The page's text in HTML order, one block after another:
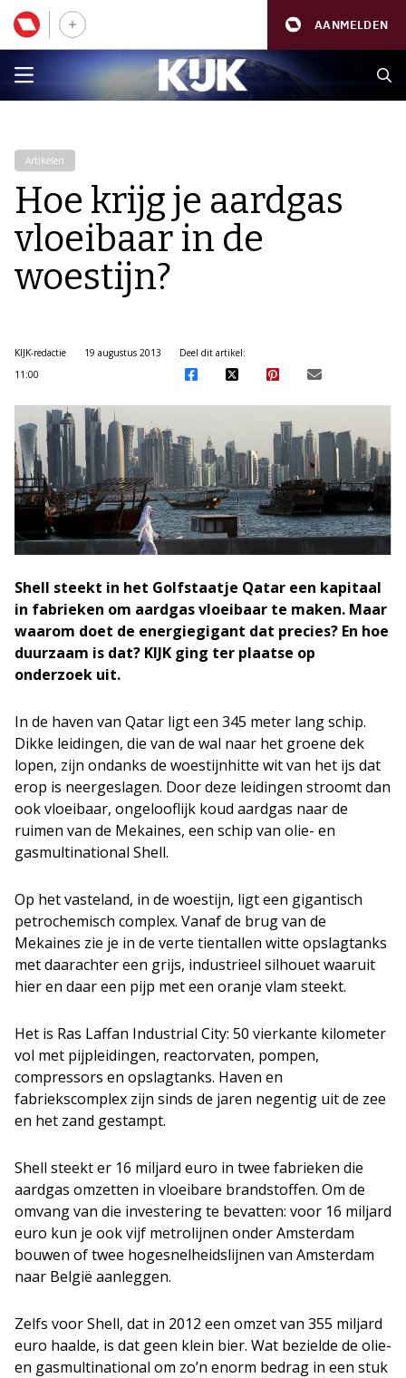
AANMELDEN
Artikelen
Hoe krijg je aardgas
vloeibaar in de
woestijn?
KIJK-redactie
19 augustus 2013
11:00
Deel dit artikel:
Shell steekt in het Golfstaatje Qatar een kapitaal
in fabrieken om aardgas vloeibaar te maken. Maar
waarom doet de energiegigant dat precies? En hoe
duurzaam is dat? KIJK ging ter plaatse op
onderzoek uit.
In de haven van Qatar ligt een 345 meter lang schip.
Dikke leidingen, die van de wal naar het groene dek
lopen, zijn ondanks de woestijnhitte wit van het ijs dat
erop is neergeslagen. Door deze leidingen stroomt dan
ook vloeibaar, ongelooflijk koud aardgas naar de
ruimen van de Mekaines, een schip van olie- en
gasmultinational Shell.
Op het vasteland, in de woestijn, ligt een gigantisch
petrochemisch complex. Vanaf de brug van de
Mekaines zie je in de verte tientallen witte opslagtanks
met daarachter een grijs, industrieel silhouet waaruit
hier en daar een pijp met een oranje vlam steekt.
Het is Ras Laffan Industrial City: 50 vierkante kilometer
vol met pijpleidingen, reactorvaten, pompen,
compressors en opslagtanks. Haven en
fabriekscomplex zijn sinds de jaren negentig uit de zee
en het zand gestampt.
Shell steekt er 16 miljard euro in twee fabrieken die
aardgas omzetten in vloeibare brandstoffen. Om de
omvang van die investering te bevatten: voor 16 miljard
euro kun je ook vijf metrolijnen onder Amsterdam
bouwen of twee hogesnelheidslijnen van Amsterdam
naar België aanleggen.
Zelfs voor Shell, dat in 2012 een omzet van 355 miljard
euro haalde, is dat geen klein bier. Wat bezielde de olie-
en gasmultinational om zo’n enorm bedrag in een stuk